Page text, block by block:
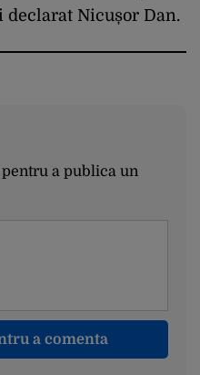
declarat Nicușor Dan.
a publica un
a comenta